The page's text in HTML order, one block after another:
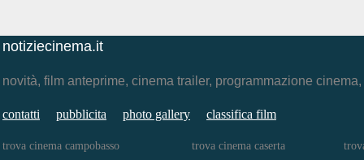
notiziecinema.it
novità, film anteprime, cinema trailer, programmazione
contatti pubblicita photo gallery classifica film
trova cinema campobasso trova cinema caserta